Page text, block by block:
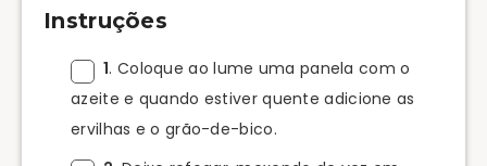
Instruções
1. Coloque ao lume uma panela com o
azeite e quando estiver quente adicione as
ervilhas e o grão-de-bico.